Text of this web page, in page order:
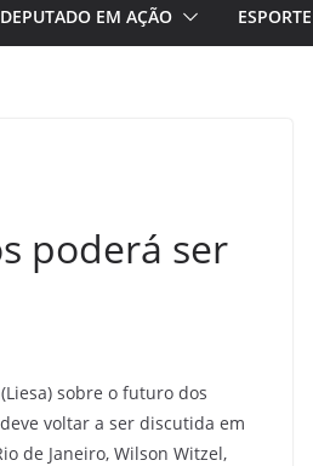
DEPUTADO EM AÇÃO ESPORTE
poderá ser
sobre o futuro dos
voltar a ser discutida em
de Janeiro, Wilson Witzel,